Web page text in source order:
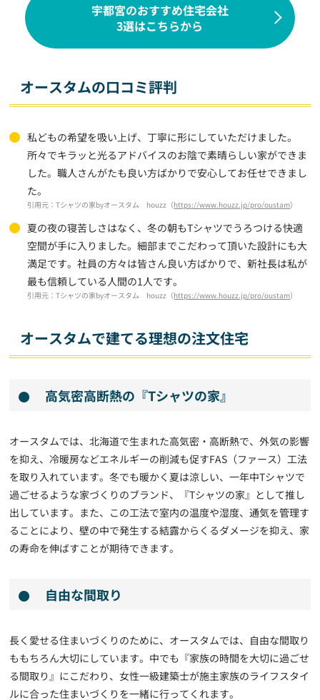
宇都宮のおすすめ住宅会社
3選はこちらから
オースタムの口コミ評判
私どもの希望を吸い上げ、丁寧に形にしていただけました。
所々でキラッと光るアドバイスのお陰で素晴らしい家ができま
した。職人さんがたも良い方ばかりで安心してお任せできまし
た。
引用元：Tシャツの家byオースタム houzz（https://www.houzz.jp/pro/oustam）
夏の夜の寝苦しさはなく、冬の朝もTシャツでうろつける快適
空間が手に入りました。細部までこだわって頂いた設計にも大
満足です。社員の方々は皆さん良い方ばかりで、新社長は私が
最も信頼している人間の1人です。
引用元：Tシャツの家byオースタム houzz（https://www.houzz.jp/pro/oustam）
オースタムで建てる理想の注文住宅
高気密高断熱の『Tシャツの家』
オースタムでは、北海道で生まれた高気密・高断熱で、外気の影響
を抑え、冷暖房などエネルギーの削減も促すFAS（ファース）工法
を取り入れています。冬でも暖かく夏は涼しい、一年中Tシャツで
過ごせるような家づくりのブランド、『Tシャツの家』として推し
出しています。また、この工法で室内の温度や湿度、通気を管理す
ることにより、壁の中で発生する結露からくるダメージを抑え、家
の寿命を伸ばすことが期待できます。
自由な間取り
長く愛せる住まいづくりのために、オースタムでは、自由な間取り
ももちろん大切にしています。中でも『家族の時間を大切に過ごせ
る間取り』にこだわり、女性一級建築士が施主家族のライフスタイ
ルに合った住まいづくりを一緒に行ってくれます。